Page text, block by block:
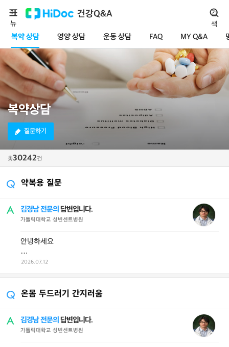
건강Q&A
복약 상담 영양 상담 운동 상담 FAQ MY Q&A
메
뉴
검
색
복약상담
질문하기
총30242건
약복용 질문
김경남 전문의 답변입니다.
가톨릭대학교 성빈센트병원
안녕하세요
유*란소는 식전 30분에 복용하고
위산 억제 효과와 위장 보호 ...
2026.07.12
온몸 두드러기 간지러움
김경남 전문의 답변입니다.
가톨릭대학교 성빈센트병원